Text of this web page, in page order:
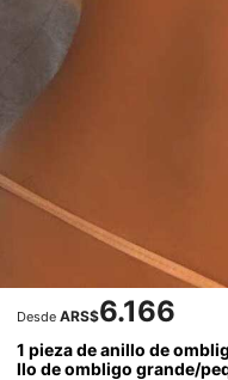
Desde ARS$6.166
1 pieza de anillo de
llo de ombligo grande/